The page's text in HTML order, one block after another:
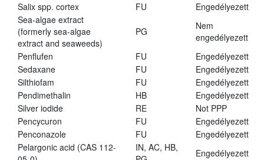
Salix spp. cortex
FU
Engedélyezett
Sea-algae extract
(formerly sea-algae
extract and seaweeds)
PG
Nem
engedélyezett
Penflufen
FU
Engedélyezett
Sedaxane
FU
Engedélyezett
Silthiofam
FU
Engedélyezett
Pendimethalin
HB
Engedélyezett
Silver iodide
RE
Not PPP
Pencycuron
FU
Engedélyezett
Penconazole
FU
Engedélyezett
Pelargonic acid (CAS 112-
IN, AC, HB,
Engedélyezett